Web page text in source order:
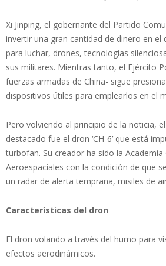
Xi Jinping, el gobernante del Partido
invertir una gran cantidad de dinero en el
para luchar, drones, tecnologías
sus militares. Mientras tanto, el Ejército
fuerzas armadas de China- sigue
dispositivos útiles para emplearlos en el
Pero volviendo al principio de la noticia,
destacado fue el dron ‘CH-6’ que está
turbofan. Su creador ha sido la Academia
Aeroespaciales con la condición de que
un radar de alerta temprana, misiles de
Características del dron
El dron volando a través del humo para
efectos aerodinámicos.